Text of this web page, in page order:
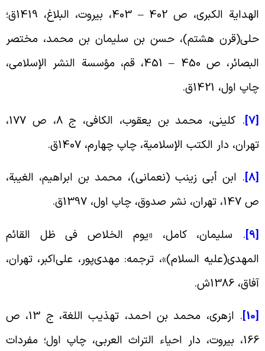
الهدایة الکبری، ص 402 – 403، بیروت، البلاغ، 1419ق؛
هشتم)، حسن بن سلیمان بن محمد، مختصر
البصائر، ص 450 – 451، قم، مؤسسة النشر الإسلامی،
اول، 1421ق.
. کلینی، محمد بن یعقوب، الکافی، ج ‏8، ص 177،
دار الکتب الإسلامیة، چاپ چهارم، 1407ق.
. ابن أبی زینب (نعمانی)، محمد بن ابراهیم، الغیبة،
نشر صدوق، چاپ اول، 1397ق.
. سلیمان، کامل، «یوم الخلاص فی ظل القائم
‌السلام)»، ترجمه: مهدی‌پور، علی‌اکبر، تهران،
1386ش.
. ازهرى، محمد بن احمد، تهذیب اللغة، ج ‏13، ص
166، بیروت، دار احیاء التراث العربی‏، چاپ اول؛ مفردات